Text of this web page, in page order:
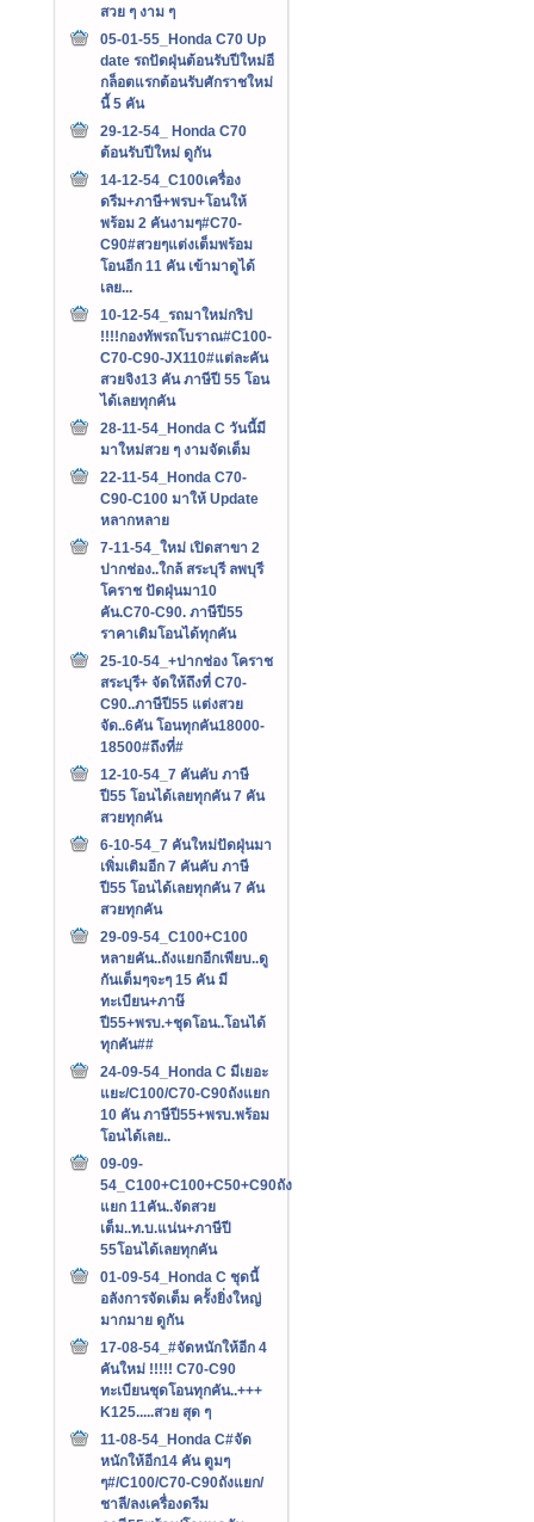
สวย ๆ งาม ๆ
05-01-55_Honda C70 Up
date รถปัดฝุ่นต้อนรับปีใหม่อี
กล็อตแรกต้อนรับศักราชใหม่
นี้ 5 คัน
29-12-54_ Honda C70
ต้อนรับปีใหม่ ดูกัน
14-12-54_C100เครื่อง
ดรีม+ภาษี+พรบ+โอนให้
พร้อม 2 คันงามๆ#C70-
C90#สวยๆแต่งเต็มพร้อม
โอนอีก 11 คัน เข้ามาดูได้
เลย...
10-12-54_รถมาใหม่กริป
!!!!กองทัพรถโบราณ#C100-
C70-C90-JX110#แต่ละคัน
สวยจิง13 คัน ภาษีปี 55 โอน
ได้เลยทุกคัน
28-11-54_Honda C วันนี้มี
มาใหม่สวย ๆ งามจัดเต็ม
22-11-54_Honda C70-
C90-C100 มาให้ Update
หลากหลาย
7-11-54_ใหม่ เปิดสาขา 2
ปากช่อง..ใกล้ สระบุรี ลพบุรี
โคราช ปัดฝุ่นมา10
คัน.C70-C90. ภาษีปี55
ราคาเดิมโอนได้ทุกคัน
25-10-54_+ปากช่อง โคราช
สระบุรี+ จัดให้ถึงที่ C70-
C90..ภาษีปี55 แต่งสวย
จัด..6คัน โอนทุกคัน18000-
18500#ถึงที่#
12-10-54_7 คันคับ ภาษี
ปี55 โอนได้เลยทุกคัน 7 คัน
สวยทุกคัน
6-10-54_7 คันใหม่ปัดฝุ่นมา
เพิ่มเติมอีก 7 คันคับ ภาษี
ปี55 โอนได้เลยทุกคัน 7 คัน
สวยทุกคัน
29-09-54_C100+C100
หลายคัน..ถังแยกอีกเพียบ..ดู
กันเต็มๆจะๆ 15 คัน มี
ทะเบียน+ภาษ๊
ปี55+พรบ.+ชุดโอน..โอนได้
ทุกคัน##
24-09-54_Honda C มีเยอะ
แยะ/C100/C70-C90ถังแยก
10 คัน ภาษีปี55+พรบ.พร้อม
โอนได้เลย..
09-09-
54_C100+C100+C50+C90ถัง
แยก 11คัน..จัดสวย
เต็ม..ท.บ.แน่น+ภาษีปี
55โอนได้เลยทุกคัน
01-09-54_Honda C ชุดนี้
อลังการจัดเต็ม ครั้งยิ่งใหญ่
มากมาย ดูกัน
17-08-54_#จัดหนักให้อีก 4
คันใหม่ !!!!! C70-C90
ทะเบียนชุดโอนทุกคัน..+++‏
K125.....สวย สุด ๆ
11-08-54_Honda C#จัด
หนักให้อีก14 คัน ตูมๆ
ๆ#/C100/C70-C90ถังแยก/
ชาลี/ลงเครื่องดรีม